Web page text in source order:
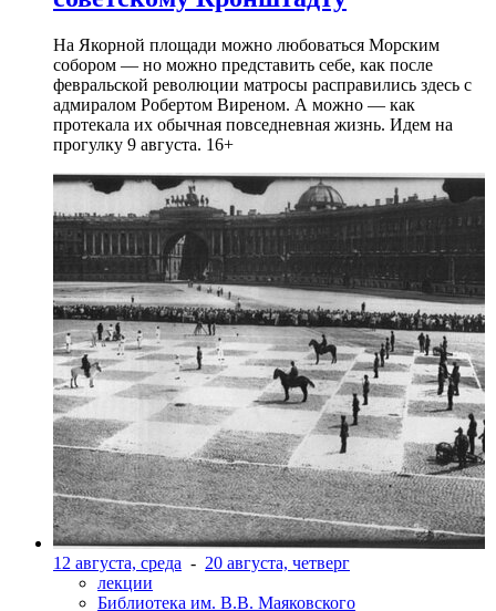
На Якорной площади можно любоваться Морским
собором — но можно представить себе, как после
февральской революции матросы расправились здесь с
адмиралом Робертом Виреном. А можно — как
протекала их обычная повседневная жизнь. Идем на
прогулку 9 августа. 16+
12 августа, среда - 20 августа, четверг
лекции
Библиотека им. В.В. Маяковского